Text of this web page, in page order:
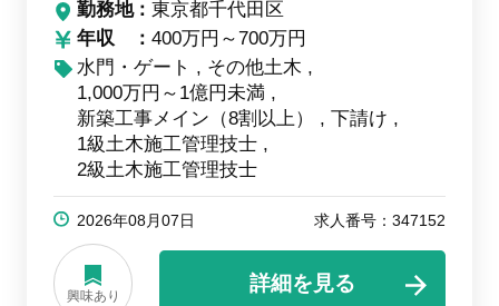
勤務地
東京都千代田区
年収
400万円～700万円
水門・ゲート
その他土木
1,000万円～1億円未満
新築工事メイン（8割以上）
下請け
1級土木施工管理技士
2級土木施工管理技士
2026年08月07日 求人番号：347152
興味あり
詳細を見る